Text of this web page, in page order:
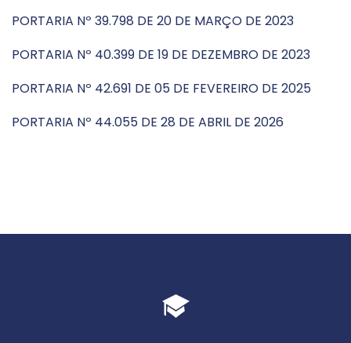
PORTARIA Nº 39.798 DE 20 DE MARÇO DE 2023
PORTARIA Nº 40.399 DE 19 DE DEZEMBRO DE 2023
PORTARIA Nº 42.691 DE 05 DE FEVEREIRO DE 2025
PORTARIA Nº 44.055 DE 28 DE ABRIL DE 2026